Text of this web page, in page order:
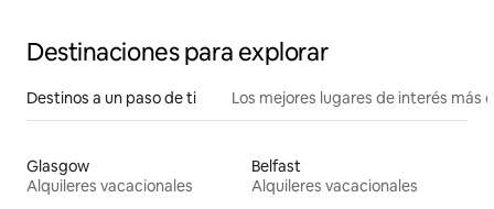
Destinaciones para explorar
Destinos a un paso de ti Los mejores lugares de interés más
Glasgow
Alquileres vacacionales
Belfast
Alquileres vacacionales